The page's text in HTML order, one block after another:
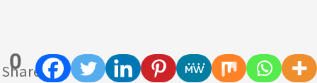
0
Shares